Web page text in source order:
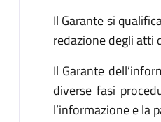
Il Garante si
redazione degli atti
Il Garante
diverse fasi
l’informazione e la